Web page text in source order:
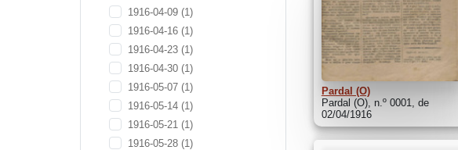
1916-04-09 (1)
1916-04-16 (1)
1916-04-23 (1)
1916-04-30 (1)
1916-05-07 (1)
1916-05-14 (1)
1916-05-21 (1)
1916-05-28 (1)
Pardal (O)
Pardal (O), n.º 0001, de
02/04/1916